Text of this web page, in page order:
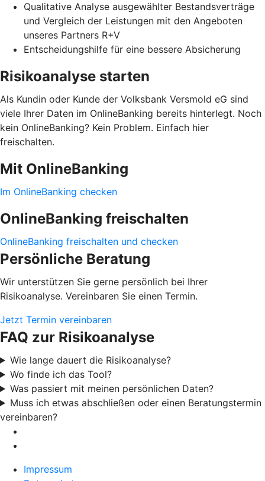
Qualitative Analyse ausgewählter Bestandsverträge
und Vergleich der Leistungen mit den Angeboten
unseres Partners R+V
Entscheidungshilfe für eine bessere Absicherung
Risikoanalyse starten
Als Kundin oder Kunde der Volksbank Versmold eG sind
viele Ihrer Daten im OnlineBanking bereits hinterlegt. Noch
kein OnlineBanking? Kein Problem. Einfach hier
freischalten.
Mit OnlineBanking
Im OnlineBanking checken
OnlineBanking freischalten
OnlineBanking freischalten und checken
Persönliche Beratung
Wir unterstützen Sie gerne persönlich bei Ihrer
Risikoanalyse. Vereinbaren Sie einen Termin.
Jetzt Termin vereinbaren
FAQ zur Risikoanalyse
Wie lange dauert die Risikoanalyse?
Wo finde ich das Tool?
Was passiert mit meinen persönlichen Daten?
Muss ich etwas abschließen oder einen Beratungstermin
vereinbaren?
Impressum